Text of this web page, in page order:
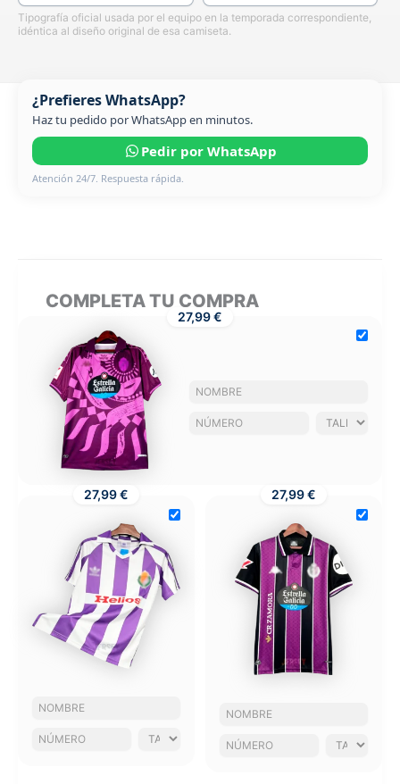
Tipografía oficial usada por el equipo en la temporada correspondiente,
idéntica al diseño original de esa camiseta.
¿Prefieres WhatsApp?
Haz tu pedido por WhatsApp en minutos.
Pedir por WhatsApp
Atención 24/7. Respuesta rápida.
COMPLETA TU COMPRA
27,99 €
27,99 € 27,99 €